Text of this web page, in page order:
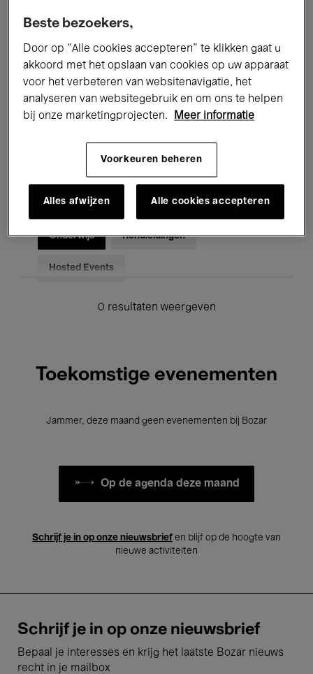
Alle evenementen
Tentoonstellingen Films
Performances Lezingen & Debatten
Jazz Klassieke Muziek Global Music
Voor iedereen Kids’ Palace
Onderwijs Rondleidingen
Hosted Events
0 resultaten weergeven
Toekomstige evenementen
Jammer, deze maand geen evenementen bij Bozar
Op de agenda deze maand
Schrijf je in op onze nieuwsbrief en blijf op de hoogte van
nieuwe activiteiten
Schrijf je in op onze nieuwsbrief
Bepaal je interesses en krijg het laatste Bozar nieuws
recht in je mailbox
Beste bezoekers,
Door op “Alle cookies accepteren” te klikken gaat u
akkoord met het opslaan van cookies op uw apparaat
voor het verbeteren van websitenavigatie, het
analyseren van websitegebruik en om ons te helpen
bij onze marketingprojecten.
Meer informatie
Voorkeuren beheren
Alles afwijzen Alle cookies accepteren